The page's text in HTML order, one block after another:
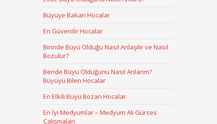
Büyüye Bakan Hocalar
En Güvenilir Hocalar
Birinde Büyü Olduğu Nasıl Anlaşılır ve Nasıl
Bozulur?
Bende Büyü Olduğunu Nasıl Anlarım?
Büyüyü Bilen Hocalar
En Etkili Büyü Bozan Hocalar
En İyi Medyumlar – Medyum Ali Gürses
Çalışmaları